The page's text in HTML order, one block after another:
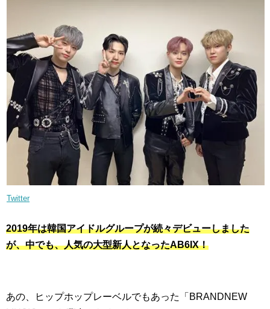
Twitter
2019年は韓国アイドルグループが続々デビューしました
が、中でも、人気の大型新人となったAB6IX！
あの、ヒップホップレーベルでもあった「BRANDNEW